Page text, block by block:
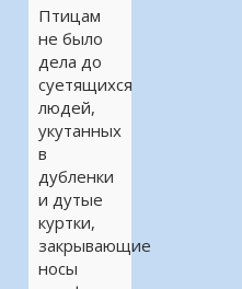
Птицам
не было
дела до
суетящихся
людей,
укутанных
в
дубленки
и дутые
куртки,
закрывающие
носы